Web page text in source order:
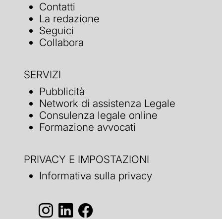
Contatti
La redazione
Seguici
Collabora
SERVIZI
Pubblicità
Network di assistenza Legale
Consulenza legale online
Formazione avvocati
PRIVACY E IMPOSTAZIONI
Informativa sulla privacy